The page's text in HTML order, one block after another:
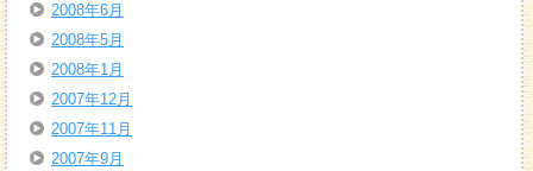
2008年6月
2008年5月
2008年1月
2007年12月
2007年11月
2007年9月